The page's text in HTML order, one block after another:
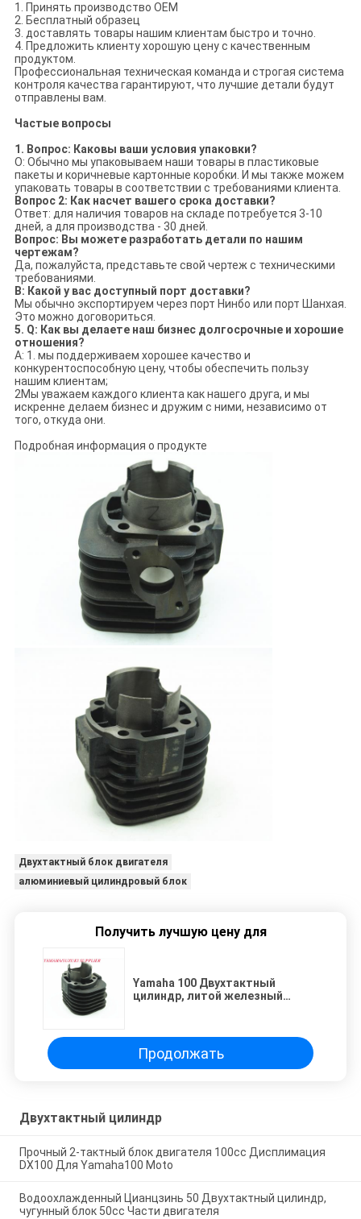
1. Принять производство OEM
2. Бесплатный образец
3. доставлять товары нашим клиентам быстро и точно.
4. Предложить клиенту хорошую цену с качественным
продуктом.
Профессиональная техническая команда и строгая система
контроля качества гарантируют, что лучшие детали будут
отправлены вам.
Частые вопросы
1. Вопрос: Каковы ваши условия упаковки?
О: Обычно мы упаковываем наши товары в пластиковые
пакеты и коричневые картонные коробки. И мы также можем
упаковать товары в соответствии с требованиями клиента.
Вопрос 2: Как насчет вашего срока доставки?
Ответ: для наличия товаров на складе потребуется 3-10
дней, а для производства - 30 дней.
Вопрос: Вы можете разработать детали по нашим
чертежам?
Да, пожалуйста, представьте свой чертеж с техническими
требованиями.
В: Какой у вас доступный порт доставки?
Мы обычно экспортируем через порт Нинбо или порт Шанхая.
Это можно договориться.
5. Q: Как вы делаете наш бизнес долгосрочные и хорошие
отношения?
A: 1. мы поддерживаем хорошее качество и
конкурентоспособную цену, чтобы обеспечить пользу
нашим клиентам;
2Мы уважаем каждого клиента как нашего друга, и мы
искренне делаем бизнес и дружим с ними, независимо от
того, откуда они.
Подробная информация о продукте
Двухтактный блок двигателя
алюминиевый цилиндровый блок
Получить лучшую цену для
Yamaha 100 Двухтактный
цилиндр, литой железный
Продолжать
Двухтактный цилиндр
Прочный 2-тактный блок двигателя 100cc Дисплимация
DX100 Для Yamaha100 Moto
Водоохлажденный Цианцзинь 50 Двухтактный цилиндр,
чугунный блок 50cc Части двигателя